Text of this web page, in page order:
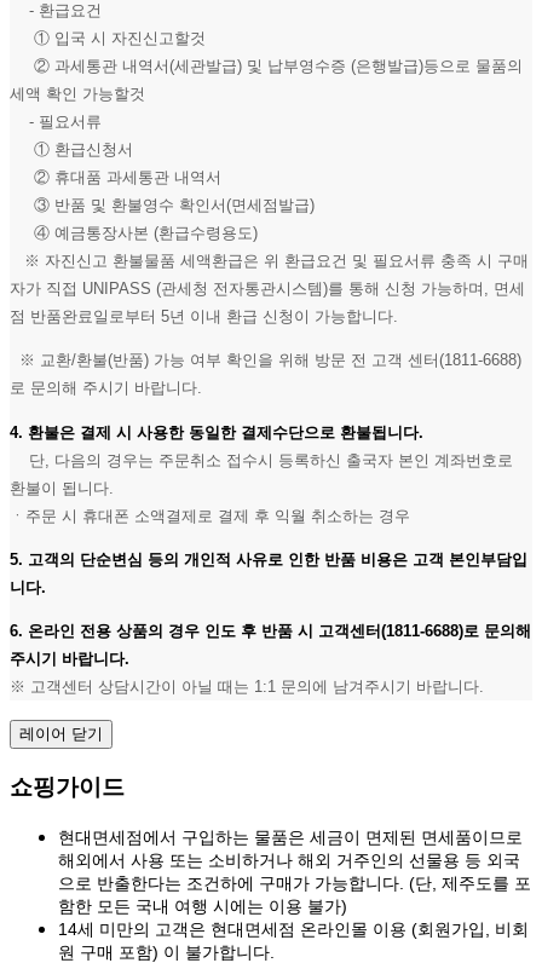
- 환급요건
① 입국 시 자진신고할것
② 과세통관 내역서(세관발급) 및 납부영수증 (은행발급)등으로 물품의
세액 확인 가능할것
- 필요서류
① 환급신청서
② 휴대품 과세통관 내역서
③ 반품 및 환불영수 확인서(면세점발급)
④ 예금통장사본 (환급수령용도)
※ 자진신고 환불물품 세액환급은 위 환급요건 및 필요서류 충족 시 구매
자가 직접 UNIPASS (관세청 전자통관시스템)를 통해 신청 가능하며, 면세
점 반품완료일로부터 5년 이내 환급 신청이 가능합니다.
※ 교환/환불(반품) 가능 여부 확인을 위해 방문 전 고객 센터(1811-6688)
로 문의해 주시기 바랍니다.
4. 환불은 결제 시 사용한 동일한 결제수단으로 환불됩니다.
단, 다음의 경우는 주문취소 접수시 등록하신 출국자 본인 계좌번호로
환불이 됩니다.
ㆍ주문 시 휴대폰 소액결제로 결제 후 익월 취소하는 경우
5. 고객의 단순변심 등의 개인적 사유로 인한 반품 비용은 고객 본인부담입
니다.
6. 온라인 전용 상품의 경우 인도 후 반품 시 고객센터(1811-6688)로 문의해
주시기 바랍니다.
※ 고객센터 상담시간이 아닐 때는 1:1 문의에 남겨주시기 바랍니다.
레이어 닫기
쇼핑가이드
현대면세점에서 구입하는 물품은 세금이 면제된 면세품이므로
해외에서 사용 또는 소비하거나 해외 거주인의 선물용 등 외국
으로 반출한다는 조건하에 구매가 가능합니다. (단, 제주도를 포
함한 모든 국내 여행 시에는 이용 불가)
14세 미만의 고객은 현대면세점 온라인몰 이용 (회원가입, 비회
원 구매 포함) 이 불가합니다.